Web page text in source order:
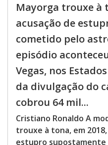
Mayorga trouxe à
acusação de
cometido pelo
episódio
Vegas, nos
da divulgação do
cobrou 64 mil...
Cristiano Ronaldo A
trouxe à tona, em
estupro